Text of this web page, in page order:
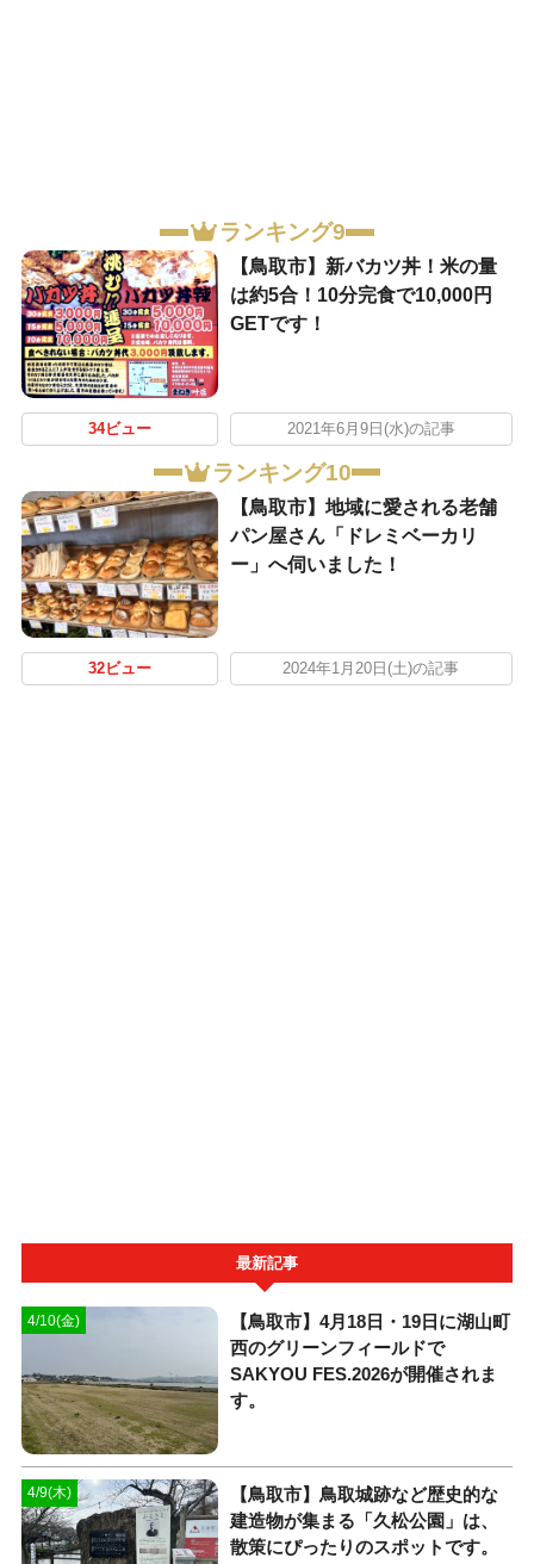
ランキング9
【鳥取市】新バカツ丼！米の量
は約5合！10分完食で10,000円
GETです！
34ビュー 2021年6月9日(水)の記事
ランキング10
【鳥取市】地域に愛される老舗
パン屋さん「ドレミベーカリ
ー」へ伺いました！
32ビュー 2024年1月20日(土)の記事
最新記事
4/10(金)
【鳥取市】4月18日・19日に湖山町
西のグリーンフィールドで
SAKYOU FES.2026が開催されま
す。
4/9(木)
【鳥取市】鳥取城跡など歴史的な
建造物が集まる「久松公園」は、
散策にぴったりのスポットです。